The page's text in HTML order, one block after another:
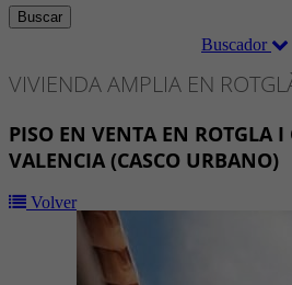
Buscar
Buscador
VIVIENDA AMPLIA EN
PISO EN VENTA EN ROTGLA I
VALENCIA (CASCO URBANO)
Volver